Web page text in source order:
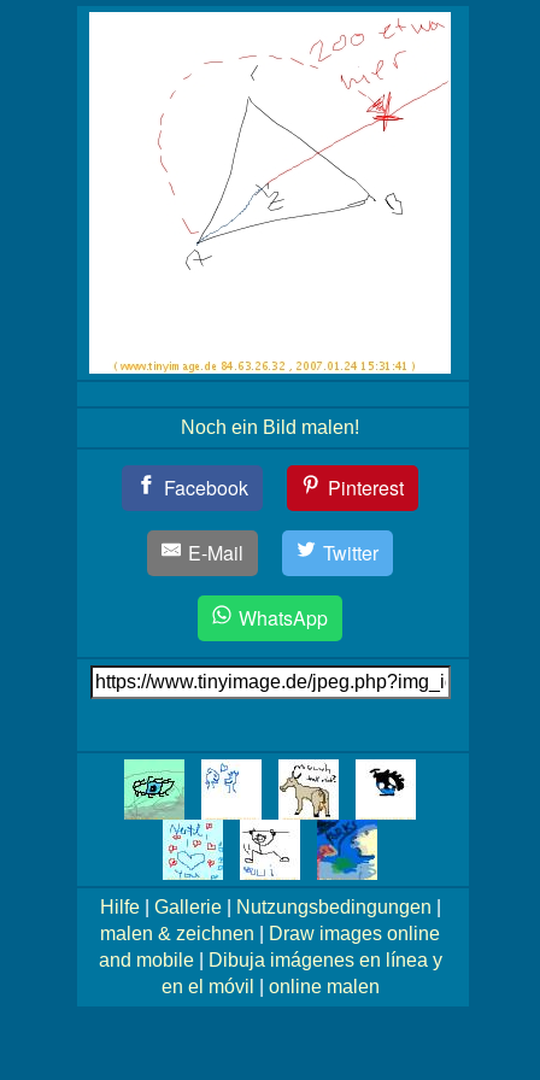
Noch ein Bild malen!
Facebook Pinterest
E-Mail Twitter
WhatsApp
Link
auf's
Mehr
Bilder!
Hilfe| Gallerie| Nutzungsbedingungen
malen & zeichnen
Draw images online
and mobile|
Dibuja imágenes en línea y
en el móvil
online malen